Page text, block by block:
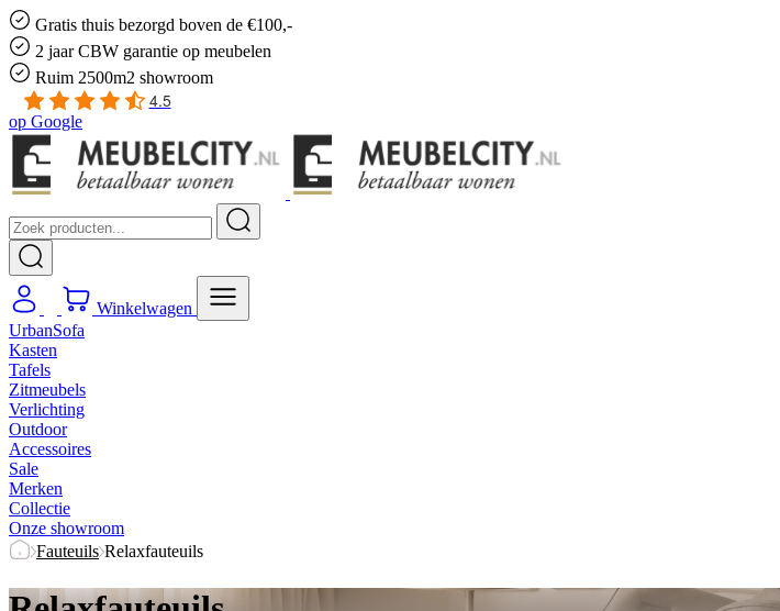
Gratis thuis bezorgd boven de €100,-
2 jaar CBW garantie op meubelen
Ruim 2500m2 showroom
4.5
op Google
Winkelwagen
UrbanSofa
Kasten
Tafels
Zitmeubels
Verlichting
Outdoor
Accessoires
Sale
Merken
Collectie
Onze showroom
Fauteuils Relaxfauteuils